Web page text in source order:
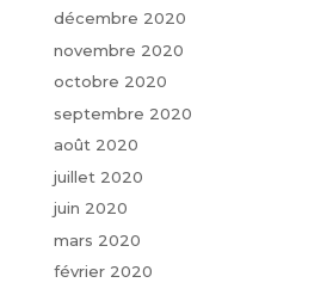
décembre 2020
novembre 2020
octobre 2020
septembre 2020
août 2020
juillet 2020
juin 2020
mars 2020
février 2020